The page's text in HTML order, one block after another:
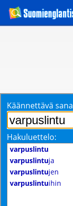
Käännettävä
Hakuluettelo:
varpuslintu
varpuslintuja
varpuslintujen
varpuslintuihin